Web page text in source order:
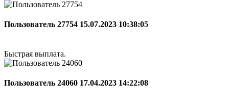
Пользователь 27754 15.07.2023 10:38:05
Быстрая выплата.
Пользователь 24060 17.04.2023 14:22:08